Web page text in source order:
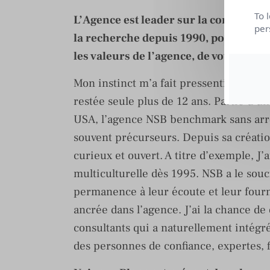
L’Agence est leader sur la
la recherche depuis 1990, pouvez-
les valeurs de l’agence, de votre
Mon instinct m’a fait pressentir ce
restée seule plus de 12 ans. Partie
USA, l’agence NSB benchmark sans
souvent précurseurs. Depuis sa
curieux et ouvert. A titre d’exemple,
multiculturelle dès 1995. NSB a le
permanence à leur écoute et leur
ancrée dans l’agence. J’ai la chance
consultants qui a naturellement
des personnes de confiance,
To